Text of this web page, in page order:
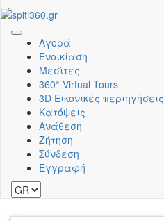
Toggle
navigation
Αγορά
Ενοικίαση
Μεσίτες
360° Virtual Tours
3D Εικονικές περιηγήσεις
Κατόψεις
Ανάθεση
Ζήτηση
Σύνδεση
Εγγραφή